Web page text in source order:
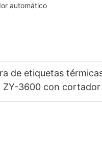
de etiquetas
ZY-3600 con